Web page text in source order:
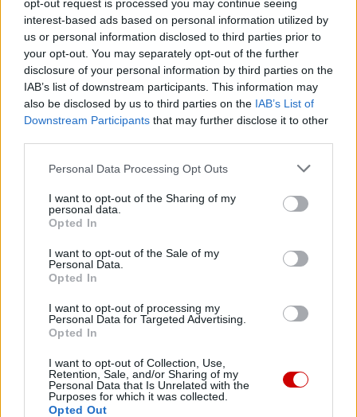
opt-out request is processed you may continue seeing
interest-based ads based on personal information utilized by
us or personal information disclosed to third parties prior to
your opt-out. You may separately opt-out of the further
disclosure of your personal information by third parties on the
IAB’s list of downstream participants. This information may
also be disclosed by us to third parties on the IAB’s List of
Downstream Participants that may further disclose it to other
Personal Data Processing Opt Outs
I want to opt-out of the Sharing of my
personal data.
Opted In
I want to opt-out of the Sale of my
Personal Data.
Opted In
I want to opt-out of processing my
Personal Data for Targeted Advertising.
Opted In
I want to opt-out of Collection, Use,
Retention, Sale, and/or Sharing of my
Personal Data that Is Unrelated with the
Purposes for which it was collected.
Opted Out
07 sierpnia 2026 | 22:36
Narodowy Bank Ukrainy wyemituje monetę upamiętniającą Jana
Pawła II
07 sierpnia 2026 | 22:17
Ukraińskie Kościoły wzywają do światowej modlitwy za Ukrainę
24 sierpnia
Popularne